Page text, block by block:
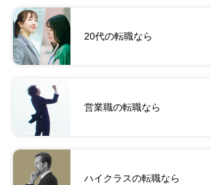
20代の転職なら
営業職の転職なら
ハイクラスの転職なら